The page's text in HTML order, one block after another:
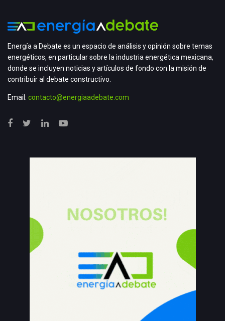
Energía a Debate es un espacio de análisis y opinión sobre temas
energéticos, en particular sobre la industria energética mexicana,
donde se incluyen noticias y artículos de fondo con la misión de
contribuir al debate constructivo.
Email: contacto@energiaadebate.com